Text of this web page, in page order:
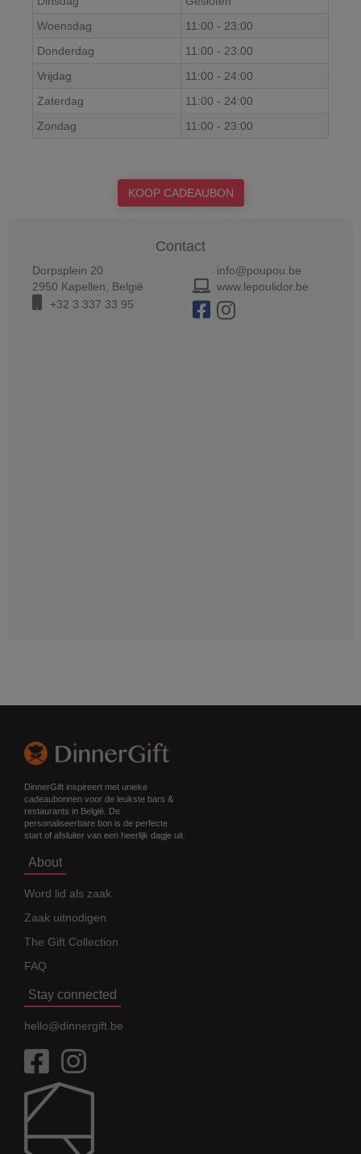
Woensdag
11:00 - 23:00
Donderdag
11:00 - 23:00
Vrijdag
11:00 - 24:00
Zaterdag
11:00 - 24:00
Zondag
11:00 - 23:00
KOOP CADEAUBON
Contact
Dorpsplein 20
2950 Kapellen, België
+32 3 337 33 95
info@poupou.be
www.lepoulidor.be
DinnerGift inspireert met unieke
cadeaubonnen voor de leukste bars &
restaurants in België. De
personaliseerbare bon is de perfecte
start of afsluiter van een heerlijk dagje uit.
About
Word lid als zaak
Zaak uitnodigen
The Gift Collection
FAQ
Stay connected
hello@dinnergift.be